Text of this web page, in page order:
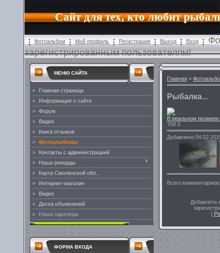
Сайт для тех, кто любит
Фотоальбом Мой профиль Регистрация Выход Вход
зарегистрированным пользователям!
МЕНЮ САЙТА
Главная страница
Информация о сайте
Форум
Видео
Книга отзывов
Фотоальбомы
Контакты с администрацией
Наши рекорды
Карта Смоленской обл...
Интернет-магазин
Видео
Доска объявлений
Наши партнеры
ФОРМА ВХОДА
Главная »
Рыбалка...
В реальном размере
708 0
Добавлено
Всего комментариев
Добавлять
[